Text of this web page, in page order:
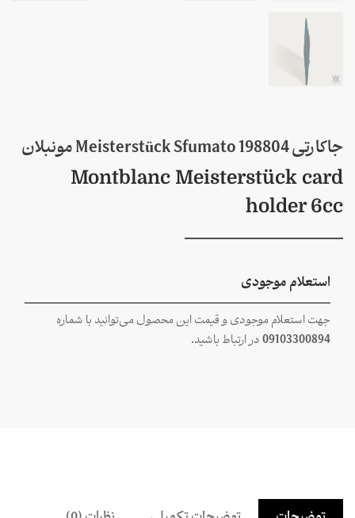
جاکارتی 198804 Meisterstück Sfumato مونبلان
Montblanc Meisterstück card
holder 6cc
استعلام موجودی
جهت استعلام موجودی و قیمت این محصول می‌توانید با شماره
09103300894در ارتباط باشید.